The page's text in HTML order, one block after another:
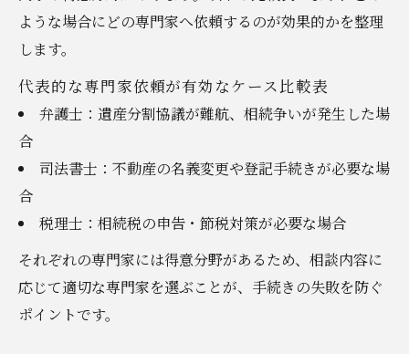
ような場合にどの専門家へ依頼するのが効果的かを整理
します。
代表的な専門家依頼が有効なケース比較表
弁護士：遺産分割協議が難航、相続争いが発生した場
合
司法書士：不動産の名義変更や登記手続きが必要な場
合
税理士：相続税の申告・節税対策が必要な場合
それぞれの専門家には得意分野があるため、相談内容に
応じて適切な専門家を選ぶことが、手続きの失敗を防ぐ
ポイントです。